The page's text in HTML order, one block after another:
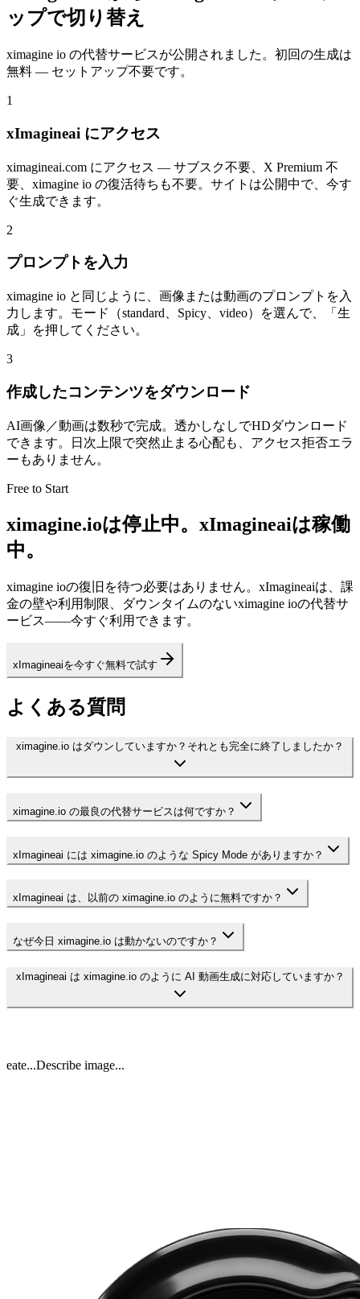
ップで切り替え
ximagine io の代替サービスが公開されました。初回の生成は
無料 — セットアップ不要です。
1
xImagineai にアクセス
ximagineai.com にアクセス — サブスク不要、X Premium 不
要、ximagine io の復活待ちも不要。サイトは公開中で、今す
ぐ生成できます。
2
プロンプトを入力
ximagine io と同じように、画像または動画のプロンプトを入
力します。モード（standard、Spicy、video）を選んで、「生
成」を押してください。
3
作成したコンテンツをダウンロード
AI画像／動画は数秒で完成。透かしなしでHDダウンロード
できます。日次上限で突然止まる心配も、アクセス拒否エラ
ーもありません。
Free to Start
ximagine.ioは停止中。xImagineaiは稼働
中。
ximagine ioの復旧を待つ必要はありません。xImagineaiは、課
金の壁や利用制限、ダウンタイムのないximagine ioの代替サ
ービス――今すぐ利用できます。
xImagineaiを今すぐ無料で試す
よくある質問
ximagine.io はダウンしていますか？それとも完全に終了しましたか？
ximagine.io の最良の代替サービスは何ですか？
xImagineai には ximagine.io のような Spicy Mode がありますか？
xImagineai は、以前の ximagine.io のように無料ですか？
なぜ今日 ximagine.io は動かないのですか？
xImagineai は ximagine.io のように AI 動画生成に対応していますか？
Describe image...